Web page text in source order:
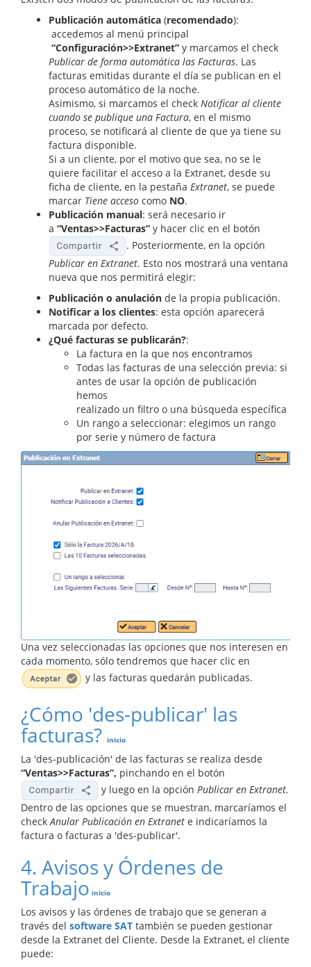
Publicación automática (recomendado):
accedemos al menú principal
“Configuración>>Extranet” y marcamos el check
Publicar de forma automática las Facturas. Las
facturas emitidas durante el día se publican en el
proceso automático de la noche.
Asimismo, si marcamos el check Notificar al cliente
cuando se publique una Factura, en el mismo
proceso, se notificará al cliente de que ya tiene su
factura disponible.
Si a un cliente, por el motivo que sea, no se le
quiere facilitar el acceso a la Extranet, desde su
ficha de cliente, en la pestaña Extranet, se puede
marcar Tiene acceso como NO.
Publicación manual: será necesario ir
a “Ventas>>Facturas” y hacer clic en el botón
. Posteriormente, en la opción
Publicar en Extranet. Esto nos mostrará una ventana
nueva que nos permitirá elegir:
Publicación o anulación de la propia publicación.
Notificar a los clientes: esta opción aparecerá
marcada por defecto.
¿Qué facturas se publicarán?:
La factura en la que nos encontramos
Todas las facturas de una selección previa: si
antes de usar la opción de publicación
hemos
realizado un filtro o una búsqueda específica
Un rango a seleccionar: elegimos un rango
por serie y número de factura
Una vez seleccionadas las opciones que nos interesen en
cada momento, sólo tendremos que hacer clic en
y las facturas quedarán publicadas.
¿Cómo 'des-publicar' las
facturas? inicio
La 'des-publicación' de las facturas se realiza desde
“Ventas>>Facturas”, pinchando en el botón
y luego en la opción Publicar en Extranet.
Dentro de las opciones que se muestran, marcaríamos el
checkAnular Publicación en Extranet e indicaríamos la
factura o facturas a 'des-publicar'.
4. Avisos y Órdenes de
Trabajo inicio
Los avisos y las órdenes de trabajo que se generan a
través del software SAT también se pueden gestionar
desde la Extranet del Cliente. Desde la Extranet, el cliente
puede: